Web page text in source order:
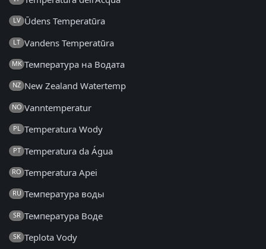
LV Ūdens Temperatūra
LT Vandens Temperatūra
MK Температура на Водата
NZ New Zealand Watertemp
NO Vanntemperatur
PL Temperatura Wody
PT Temperatura da Água
RO Temperatura Apei
RU Температура воды
SR Температура Воде
SK Teplota Vody